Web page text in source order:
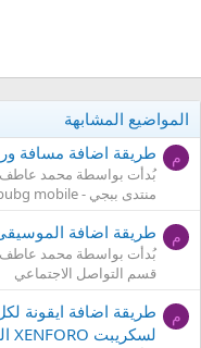
المواضيع المشابهة
م طريقة اضافة مسافة
بُدأت بواسطة محمد عاطف
منتدى ببجي - pubg mobile
م طريقة اضافة
بُدأت بواسطة محمد عاطف
قسم التواصل الاجتماعي
م
طريقة اضافة ايقونة
لسكريبت XENFORO الجيل التاني